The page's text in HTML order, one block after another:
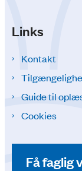
Links
Kontakt
Guide til
Cookies
Få faglig